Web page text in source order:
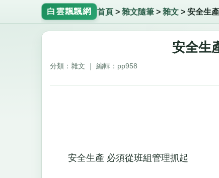
白雲飄飄網 首頁> 雜文隨筆> 雜文> 安全生
安全生
分類：雜文 ｜ 編輯：pp958
安全生產 必須從班組管理抓起